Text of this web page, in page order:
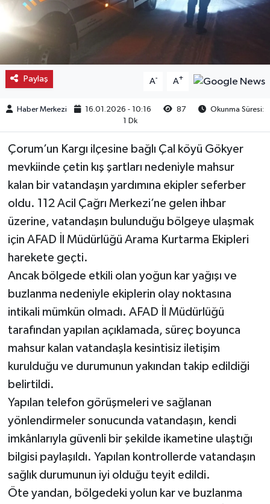
Paylaş A- A+
Haber Merkezi 16.01.2026 - 10:16 87
Okunma Süresi:
1 Dk
Çorum’un Kargı ilçesine bağlı Çal köyü Gökyer
mevkiinde çetin kış şartları nedeniyle mahsur
kalan bir vatandaşın yardımına ekipler seferber
oldu. 112 Acil Çağrı Merkezi’ne gelen ihbar
üzerine, vatandaşın bulunduğu bölgeye ulaşmak
için AFAD İl Müdürlüğü Arama Kurtarma Ekipleri
harekete geçti.
Ancak bölgede etkili olan yoğun kar yağışı ve
buzlanma nedeniyle ekiplerin olay noktasına
intikali mümkün olmadı. AFAD İl Müdürlüğü
tarafından yapılan açıklamada, süreç boyunca
mahsur kalan vatandaşla kesintisiz iletişim
kurulduğu ve durumunun yakından takip edildiği
belirtildi.
Yapılan telefon görüşmeleri ve sağlanan
yönlendirmeler sonucunda vatandaşın, kendi
imkânlarıyla güvenli bir şekilde ikametine ulaştığı
bilgisi paylaşıldı. Yapılan kontrollerde vatandaşın
sağlık durumunun iyi olduğu teyit edildi.
Öte yandan, bölgedeki yolun kar ve buzlanma
Kargı
Mecitözü
Oğuzlar
Ortaköy
Osmancık
Sungurlu
Uğurludağ